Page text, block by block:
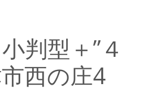
判型＋”４
西の庄4